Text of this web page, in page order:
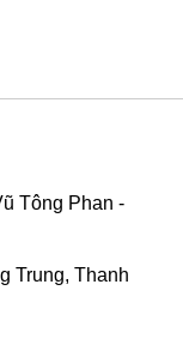
Tông Phan -
Trung, Thanh